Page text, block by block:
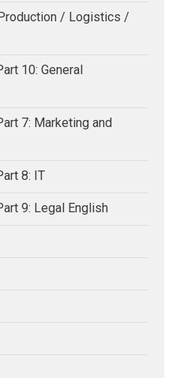
/ Logistics /
10: General
7: Marketing and
8: IT
9: Legal English